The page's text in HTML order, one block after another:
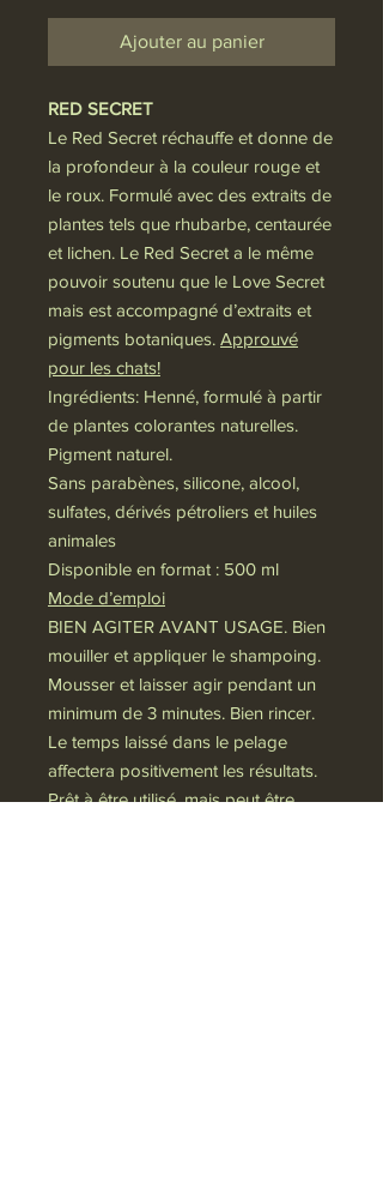
Ajouter au panier
RED SECRET
Le Red Secret réchauffe et donne de
la profondeur à la couleur rouge et
le roux. Formulé avec des extraits de
plantes tels que rhubarbe, centaurée
et lichen. Le Red Secret a le même
pouvoir soutenu que le Love Secret
mais est accompagné d’extraits et
pigments botaniques. Approuvé
pour les chats!
Ingrédients: Henné, formulé à partir
de plantes colorantes naturelles.
Pigment naturel.
Sans parabènes, silicone, alcool,
sulfates, dérivés pétroliers et huiles
animales
Disponible en format : 500 ml
Mode d’emploi
BIEN AGITER AVANT USAGE. Bien
mouiller et appliquer le shampoing.
Mousser et laisser agir pendant un
minimum de 3 minutes. Bien rincer.
Le temps laissé dans le pelage
affectera positivement les résultats.
Prêt à être utilisé, mais peut être